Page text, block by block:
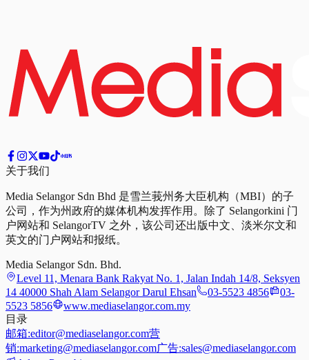
关于我们
Media Selangor Sdn Bhd 是雪兰莪州务大臣机构（MBI）的子
公司，作为州政府的媒体机构发挥作用。除了 Selangorkini 门
户网站和 SelangorTV 之外，该公司还出版中文、淡米尔文和
英文的门户网站和报纸。
Media Selangor Sdn. Bhd.
Level 11, Menara Bank Rakyat No. 1, Jalan Indah 14/8, Seksyen
14 40000 Shah Alam Selangor Darul Ehsan
03-5523 4856
03-
5523 5856
www.mediaselangor.com.my
目录
邮箱:editor@mediaselangor.com营
销:marketing@mediaselangor.com广告:sales@mediaselangor.com